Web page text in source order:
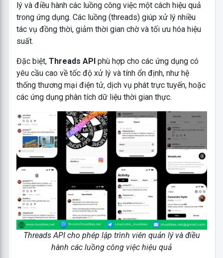
lý và điều hành các luồng công việc một cách hiệu quả
trong ứng dụng. Các luồng (threads) giúp xử lý nhiều
tác vụ đồng thời, giảm thời gian chờ và tối ưu hóa hiệu
suất.
Đặc biệt, Threads APIphù hợp cho các ứng dụng có
yêu cầu cao về tốc độ xử lý và tính ổn định, như hệ
thống thương mại điện tử, dịch vụ phát trực tuyến, hoặc
các ứng dụng phân tích dữ liệu thời gian thực.
Threads API cho phép lập trình viên quản lý và điều
hành các luồng công việc hiệu quả